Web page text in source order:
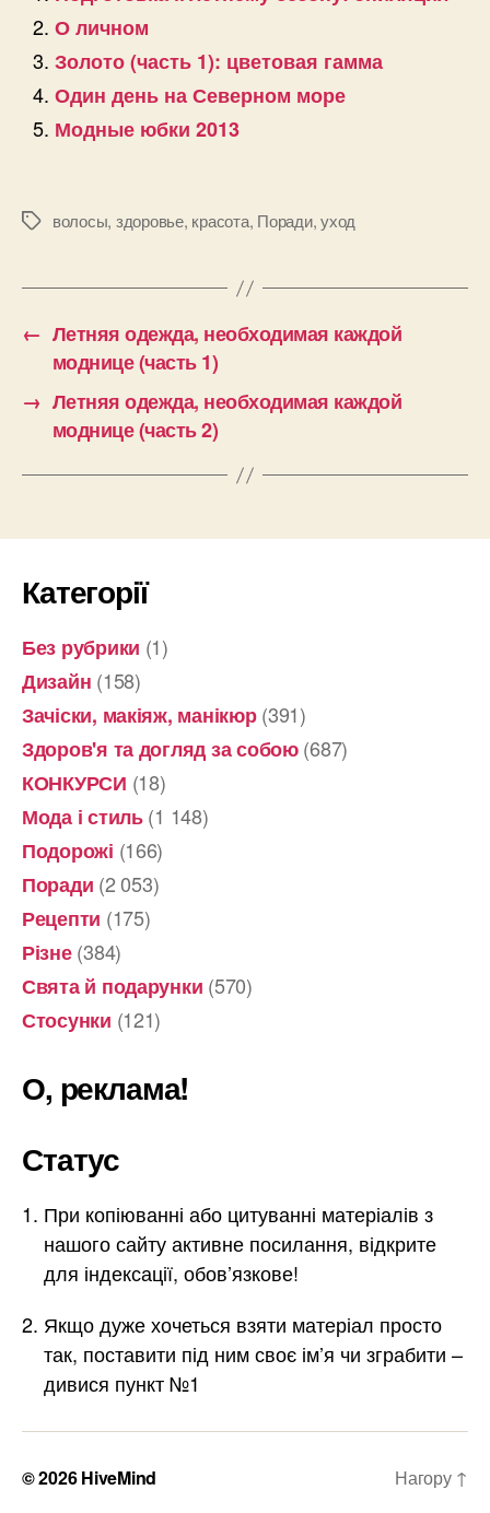
О личном
Золото (часть 1): цветовая гамма
Один день на Северном море
Модные юбки 2013
Позначки
волосы, здоровье, красота, Поради,уход
← Летняя одежда, необходимая каждой
моднице (часть 1)
→ Летняя одежда, необходимая каждой
моднице (часть 2)
Категорії
Без рубрики (1)
Дизайн (158)
Зачіски, макіяж, манікюр(391)
Здоров'я та догляд за собою(687)
КОНКУРСИ (18)
Мода і стиль(1 148)
Подорожі (166)
Поради (2 053)
Рецепти (175)
Різне(384)
Свята й подарунки (570)
Стосунки (121)
О, реклама!
Статус
При копіюванні або цитуванні матеріалів з
нашого сайту активне посилання, відкрите
для індексації, обов’язкове!
Якщо дуже хочеться взяти матеріал просто
так, поставити під ним своє ім’я чи зграбити –
дивися пункт №1
© 2026HiveMind Нагору ↑